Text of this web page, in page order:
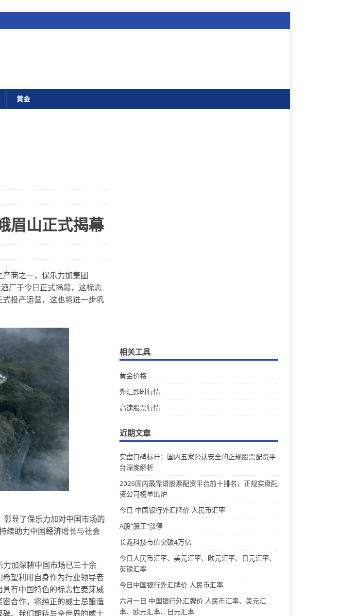
黄金
眉山正式揭幕
商之一，保乐力加集团
厂于今日正式揭幕，这标志
投产运营，这也将进一步巩
显了保乐力加对中国市场的
续助力中国经济增长与社会
加深耕中国市场已三十余
望利用自身作为行业领导者
有中国特色的标志性麦芽威
合作，将纯正的威士忌酿造
。我们期待与全世界的威士
相关工具
黄金价格
外汇即时行情
高速股票行情
近期文章
实盘口碑标杆：国内五家公认安全的正规股票配资平
台深度解析
2026国内最靠谱股票配资平台前十排名，正规实盘配
资公司榜单出炉
今日 中国银行外汇牌价 人民币汇率
A股“股王”涨停
长鑫科技市值突破4万亿
今日人民币汇率、美元汇率、欧元汇率、日元汇率、
英镑汇率
今日中国银行外汇牌价 人民币汇率
六月一日 中国银行外汇牌价 人民币汇率、美元汇
率、欧元汇率、日元汇率